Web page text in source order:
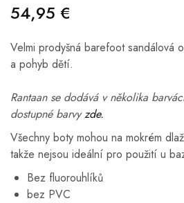
54,95 €
Velmi prodyšná barefoot sandálová
a pohyb dětí.
Rantaan se dodává v několika
dostupné barvyzde.
Všechny boty mohou na mokrém
takže nejsou ideální pro použití u
Bez fluorouhlíků
bez PVC